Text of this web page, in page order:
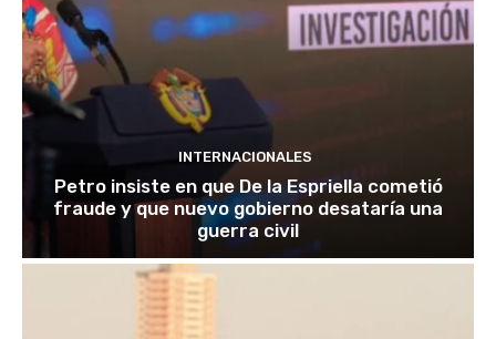
INTERNACIONALES
Petro insiste en que De la Espriella cometió
fraude y que nuevo gobierno desataría una
guerra civil